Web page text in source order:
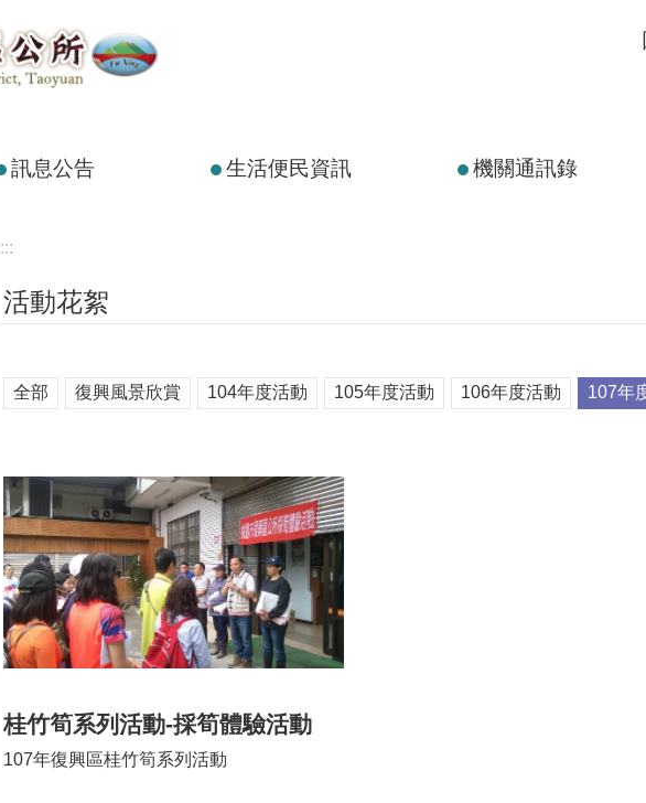
訊息公告 生活便民資訊 機關通訊錄
:::
活動花絮
全部 復興風景欣賞 104年度活動 105年度活動 106年度活動 107年
桂竹筍系列活動-採筍體驗活動
107年復興區桂竹筍系列活動